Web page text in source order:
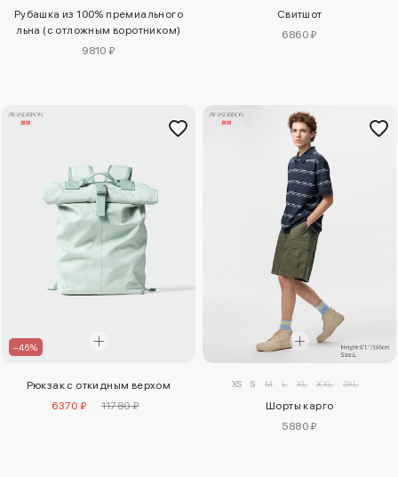
Рубашка из 100% премиального
льна (с отложным воротником)
9810 ₽
Свитшот
6860 ₽
–46%
Рюкзак с откидным верхом
6370 ₽
11780 ₽
XS S M L XL XXL 3XL
Шорты карго
5880 ₽